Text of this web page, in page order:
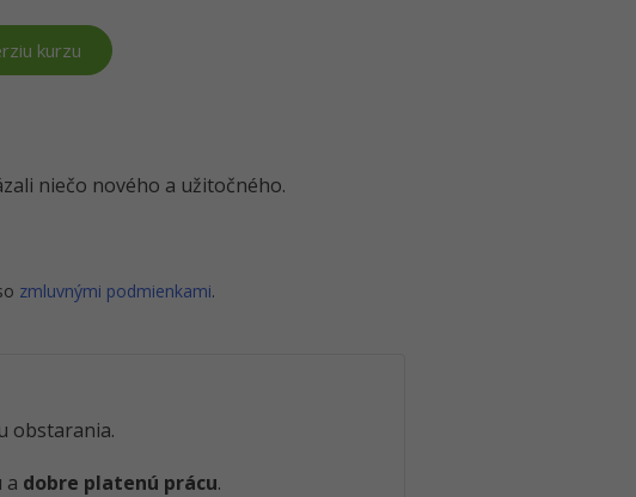
kurzu
niečo nového a užitočného.
zmluvnými podmienkami.
obstarania.
a dobre platenú prácu.